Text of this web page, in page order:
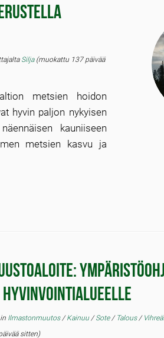
Silja(muokattu 137 päivää
metsien hoidon
hyvin paljon nykyisen
kauniiseen
metsien kasvu ja
hyvinvointialueelle
in Ilmastonmuutos/Kainuu/Sote/ Talous/
sitten)